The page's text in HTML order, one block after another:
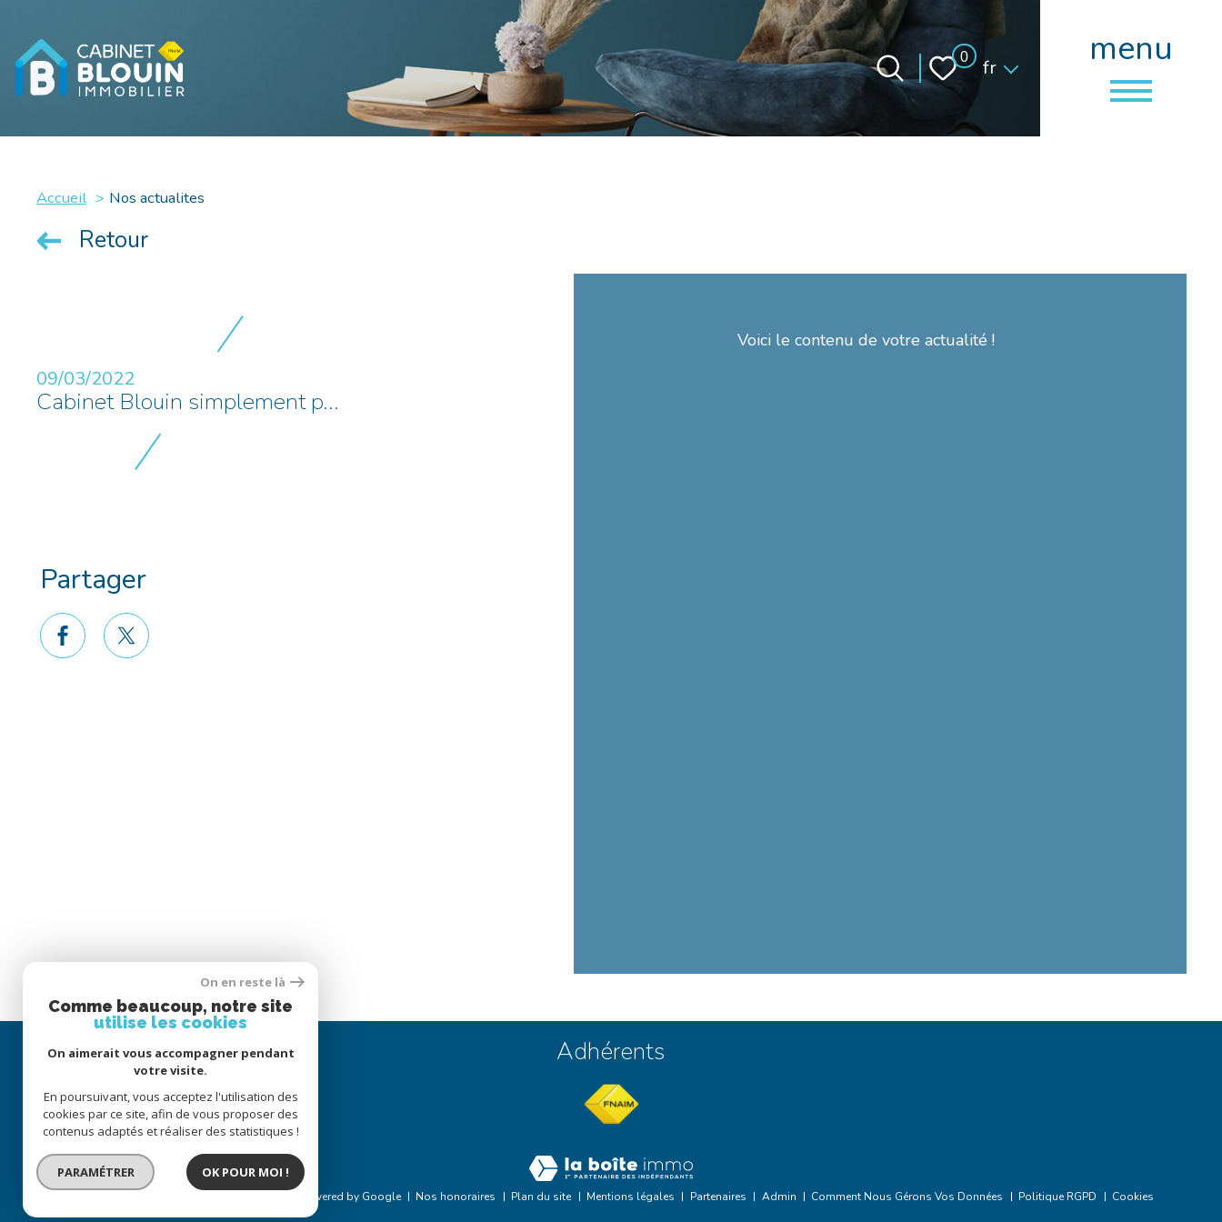
menu
0 Langue
fr
Accueil Nos actualites
Retour
09/03/2022
Cabinet Blouin simplement p...
Partager
facebooktwitter
Voici le contenu de votre actualité !
Adhérents
Traduction powered by Google Nos honoraires Plan du site Mentions légales Partenaires Admin Comment Nous Gérons Vos Données Politique RGPD Cookies
On en reste là
Comme beaucoup, notre site
utilise les cookies
On aimerait vous accompagner pendant
votre visite.
En poursuivant, vous acceptez l'utilisation des
cookies par ce site, afin de vous proposer des
contenus adaptés et réaliser des statistiques !
PARAMÉTRER OK POUR MOI !